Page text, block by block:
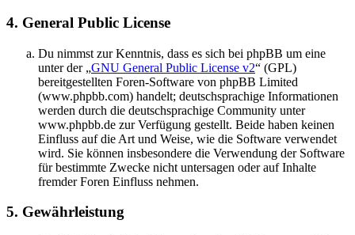
4. General Public License
Du nimmst zur Kenntnis, dass es sich bei phpBB um eine
unter der „GNU General Public License v2“ (GPL)
bereitgestellten Foren-Software von phpBB Limited
(www.phpbb.com) handelt; deutschsprachige Informationen
werden durch die deutschsprachige Community unter
www.phpbb.de zur Verfügung gestellt. Beide haben keinen
Einfluss auf die Art und Weise, wie die Software verwendet
wird. Sie können insbesondere die Verwendung der Software
für bestimmte Zwecke nicht untersagen oder auf Inhalte
fremder Foren Einfluss nehmen.
5. Gewährleistung